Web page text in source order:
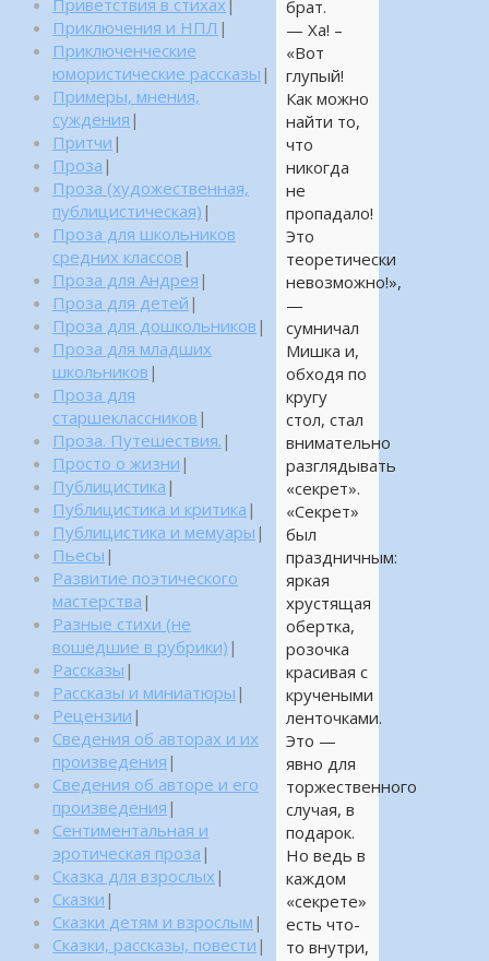
брат.
— Ха! –
«Вот
глупый!
Как можно
найти то,
что
никогда
не
пропадало!
Это
теоретически
невозможно!»,
—
сумничал
Мишка и,
обходя по
кругу
стол, стал
внимательно
разглядывать
«секрет».
«Секрет»
был
праздничным:
яркая
хрустящая
обертка,
розочка
красивая с
кручеными
ленточками.
Это —
явно для
торжественного
случая, в
подарок.
Но ведь в
каждом
«секрете»
есть что-
то внутри,
Приветствия в стихах
Приключения и НПЛ |
Приключенческие
юмористические рассказы |
Примеры, мнения,
суждения |
Притчи |
Проза |
Проза (художественная,
публицистическая) |
Проза для школьников
средних классов |
Проза для Андрея |
Проза для детей |
Проза для дошкольников |
Проза для младших
школьников |
Проза для
старшеклассников |
Проза. Путешествия. |
Просто о жизни |
Публицистика |
Публицистика и критика |
Публицистика и мемуары |
Пьесы |
Развитие поэтического
мастерства |
Разные стихи (не
вошедшие в рубрики) |
Рассказы |
Рассказы и миниатюры |
Рецензии |
Сведения об авторах и их
произведения |
Сведения об авторе и его
произведения |
Сентиментальная и
эротическая проза |
Сказка для взрослых |
Сказки |
Сказки детям и взрослым |
Сказки, рассказы, повести |